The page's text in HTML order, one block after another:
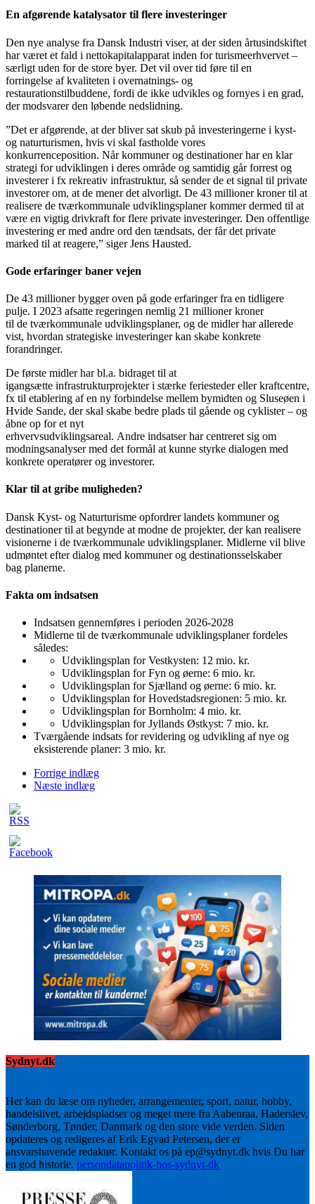
En afgørende katalysator til flere investeringer
Den nye analyse fra Dansk Industri viser, at der siden årtusindskiftet
har været et fald i nettokapitalapparat inden for turismeerhvervet –
særligt uden for de store byer. Det vil over tid føre til en
forringelse af kvaliteten i overnatnings- og
restaurationstilbuddene, fordi de ikke udvikles og fornyes i en grad,
der modsvarer den løbende nedslidning.
”Det er afgørende, at der bliver sat skub på investeringerne i kyst-
og naturturismen, hvis vi skal fastholde vores
konkurrenceposition. Når kommuner og destinationer har en klar
strategi for udviklingen i deres område og samtidig går forrest og
investerer i fx rekreativ infrastruktur, så sender de et signal til private
investorer om, at de mener det alvorligt. De 43 millioner kroner til at
realisere de tværkommunale udviklingsplaner kommer dermed til at
være en vigtig drivkraft for flere private investeringer. Den offentlige
investering er med andre ord den tændsats, der får det private
marked til at reagere,” siger Jens Hausted.
Gode erfaringer baner vejen
De 43 millioner bygger oven på gode erfaringer fra en tidligere
pulje. I 2023 afsatte regeringen nemlig 21 millioner kroner
til de tværkommunale udviklingsplaner, og de midler har allerede
vist, hvordan strategiske investeringer kan skabe konkrete
forandringer.
De første midler har bl.a. bidraget til at
igangsætte infrastrukturprojekter i stærke feriesteder eller kraftcentre,
fx til etablering af en ny forbindelse mellem bymidten og Sluseøen i
Hvide Sande, der skal skabe bedre plads til gående og cyklister – og
åbne op for et nyt
erhvervsudviklingsareal. Andre indsatser har centreret sig om
modningsanalyser med det formål at kunne styrke dialogen med
konkrete operatører og investorer.
Klar til at gribe muligheden?
Dansk Kyst- og Naturturisme opfordrer landets kommuner og
destinationer til at begynde at modne de projekter, der kan realisere
visionerne i de tværkommunale udviklingsplaner. Midlerne vil blive
udmøntet efter dialog med kommuner og destinationsselskaber
bag planerne.
Fakta om indsatsen
Indsatsen gennemføres i perioden 2026-2028
Midlerne til de tværkommunale udviklingsplaner fordeles
således:
Udviklingsplan for Vestkysten: 12 mio. kr.
Udviklingsplan for Fyn og øerne: 6 mio. kr.
Udviklingsplan for Sjælland og øerne: 6 mio. kr.
Udviklingsplan for Hovedstadsregionen: 5 mio. kr.
Udviklingsplan for Bornholm: 4 mio. kr.
Udviklingsplan for Jyllands Østkyst: 7 mio. kr.
Tværgående indsats for revidering og udvikling af nye og
eksisterende planer: 3 mio. kr.
Forrige indlæg
Næste indlæg
Sydnyt.dk
Her kan du læse om nyheder, arrangementer, sport, natur, hobby,
handelslivet, arbejdspladser og meget mere fra Aabenraa, Haderslev,
Sønderborg, Tønder, Danmark og den store vide verden. Siden
opdateres og redigeres af Erik Egvad Petersen, der er
ansvarshavende redaktør. Kontakt os på ep@sydnyt.dk hvis Du har
en god historie. persondatapolitik-hos-sydnyt-dk